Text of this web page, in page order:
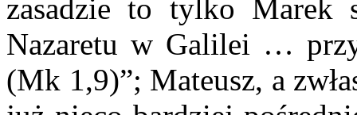
zasadzie to tylko Marek
Nazaretu w Galilei …
(Mk 1,9)”; Mateusz, a